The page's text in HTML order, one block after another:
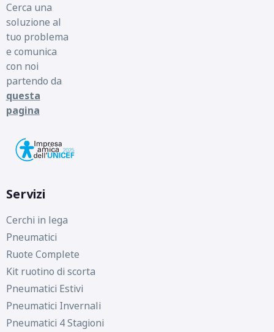
Cerca una
soluzione al
tuo problema
e comunica
con noi
partendo da
questa
pagina
Servizi
Cerchi in lega
Pneumatici
Ruote Complete
Kit ruotino di scorta
Pneumatici Estivi
Pneumatici Invernali
Pneumatici 4 Stagioni